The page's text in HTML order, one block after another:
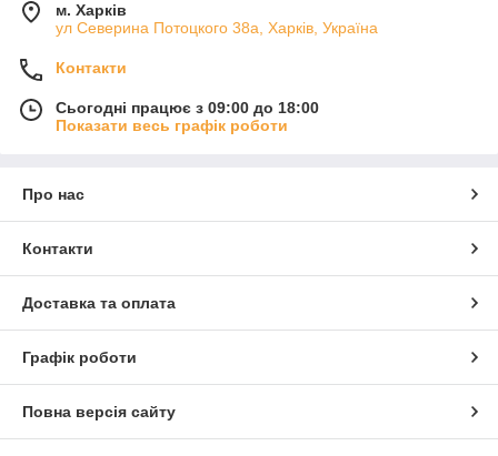
м. Харків
ул Северина Потоцкого 38а, Харків, Україна
Контакти
Сьогодні працює з 09:00 до 18:00
Показати весь графік роботи
Про нас
Контакти
Доставка та оплата
Графік роботи
Повна версія сайту